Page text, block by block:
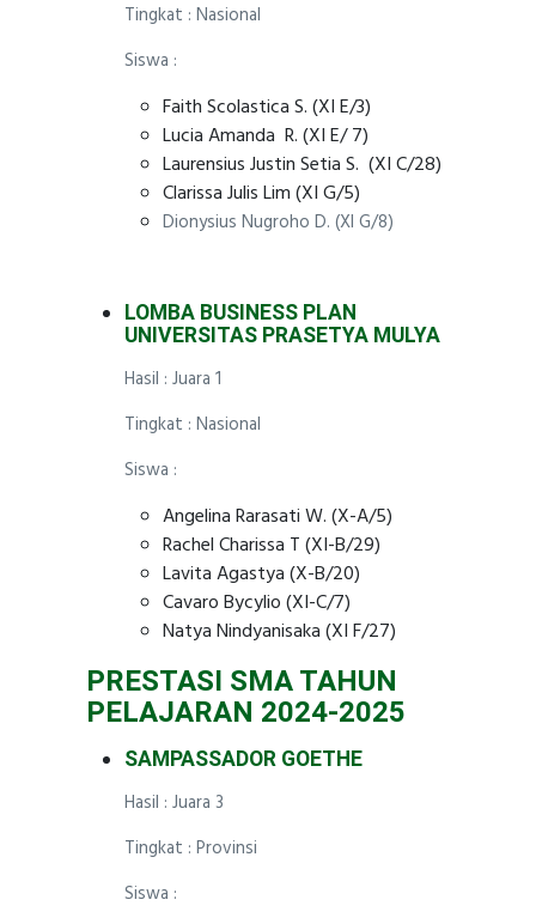
Tingkat : Nasional
Siswa :
Faith Scolastica S. (XI E/3)
Lucia Amanda R. (XI E/ 7)
Laurensius Justin Setia S. (XI C/28)
Clarissa Julis Lim (XI G/5)
Dionysius Nugroho D. (XI G/8)
LOMBA BUSINESS PLAN
UNIVERSITAS PRASETYA MULYA
Hasil : Juara 1
Tingkat : Nasional
Siswa :
Angelina Rarasati W. (X-A/5)
Rachel Charissa T (XI-B/29)
Lavita Agastya (X-B/20)
Cavaro Bycylio (XI-C/7)
Natya Nindyanisaka (XI F/27)
PRESTASI SMA TAHUN
PELAJARAN 2024-2025
SAMPASSADOR GOETHE
Hasil : Juara 3
Tingkat : Provinsi
Siswa :